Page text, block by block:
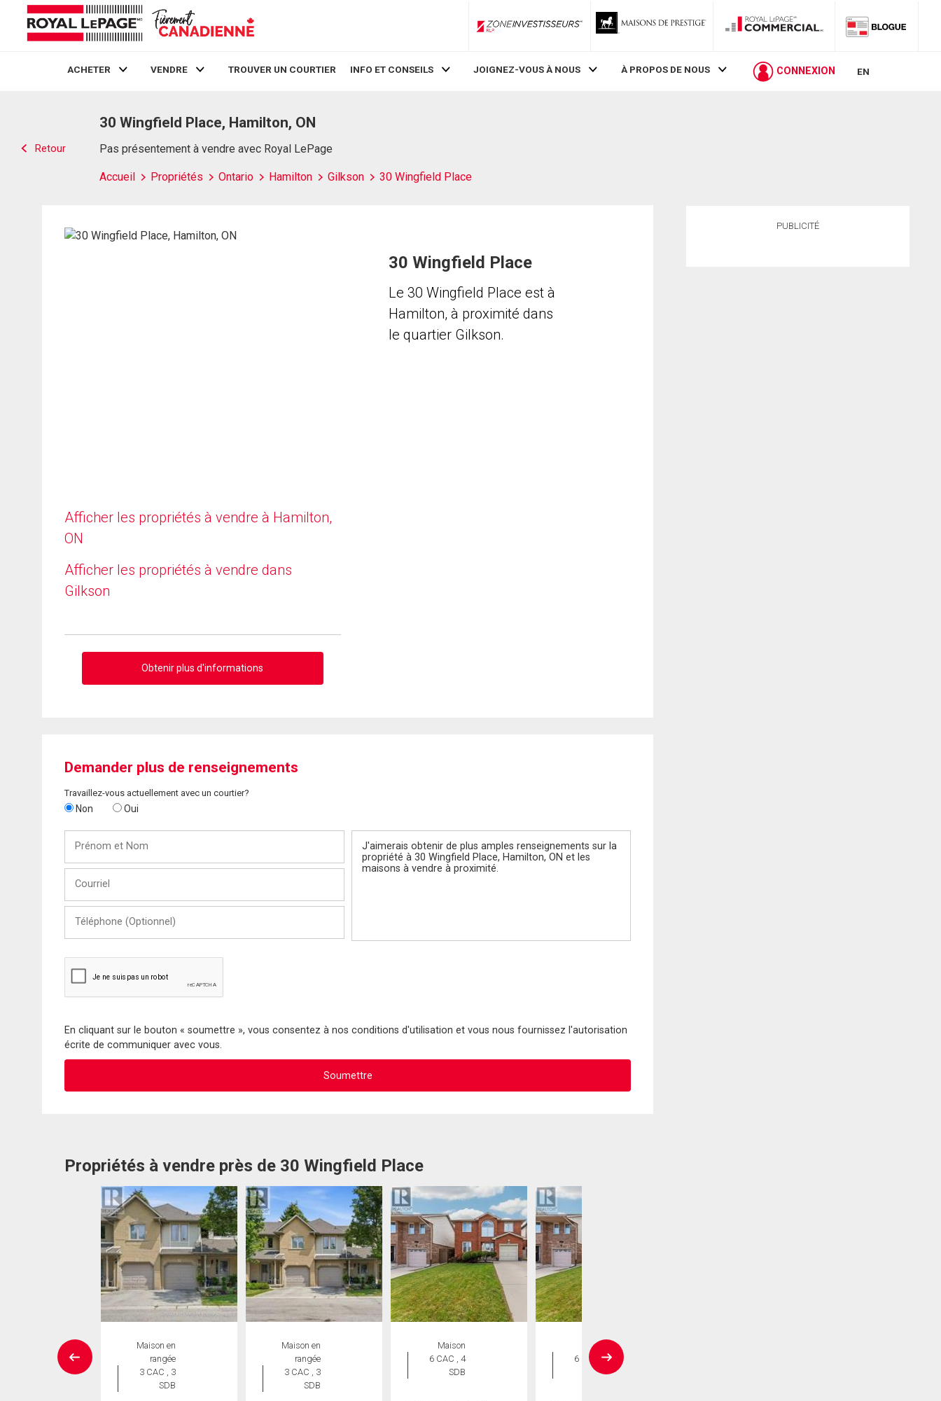
ZoneInvestisseurs RLP
ACHETER VENDRE TROUVER UN COURTIER INFO ET CONSEILS JOIGNEZ-VOUS À NOUS À PROPOS DE NOUS CONNEXION EN
Retour
30 Wingfield Place, Hamilton, ON
Pas présentement à vendre avec Royal LePage
Accueil Propriétés Ontario Hamilton Gilkson 30 Wingfield Place
Afficher les propriétés à vendre à Hamilton,
ON
Afficher les propriétés à vendre dans
Gilkson
Obtenir plus d'informations
30 Wingfield Place
Le 30 Wingfield Place est à
Hamilton, à proximité dans
le quartier Gilkson.
Demander plus de renseignements
Travaillez-vous actuellement avec un courtier?
Non Oui
Nom
(Optionnel)
En cliquant sur le bouton « soumettre », vous consentez à nos conditions d'utilisation et vous nous fournissez l'autorisation
écrite de communiquer avec vous.
Propriétés à vendre près de 30 Wingfield Place
Maison en
rangée
3 CAC , 3
SDB
Maison en
rangée
3 CAC , 3
SDB
Maison
6 CAC , 4
SDB
Maison
6 CAC , 4
SDB
PUBLICITÉ